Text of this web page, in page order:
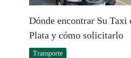
Dónde encontrar Su Taxi
Plata y cómo solicitarlo
Transporte